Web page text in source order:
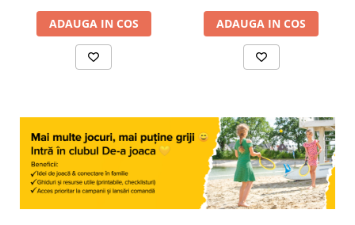
ADAUGA IN COS ADAUGA IN COS